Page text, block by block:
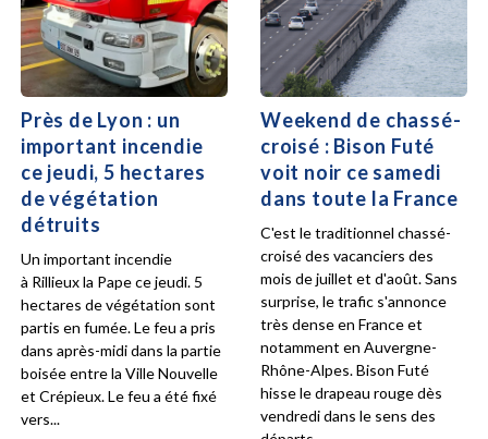
Près de Lyon : un
important incendie
ce jeudi, 5 hectares
de végétation
détruits
Un important incendie
à Rillieux la Pape ce jeudi. 5
hectares de végétation sont
partis en fumée. Le feu a pris
dans après-midi dans la partie
boisée entre la Ville Nouvelle
et Crépieux. Le feu a été fixé
vers...
Weekend de chassé-
croisé : Bison Futé
voit noir ce samedi
dans toute la France
C'est le traditionnel chassé-
croisé des vacanciers des
mois de juillet et d'août. Sans
surprise, le trafic s'annonce
très dense en France et
notamment en Auvergne-
Rhône-Alpes. Bison Futé
hisse le drapeau rouge dès
vendredi dans le sens des